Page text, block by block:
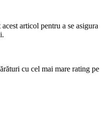
articol pentru a se asigura
cu cel mai mare rating pe